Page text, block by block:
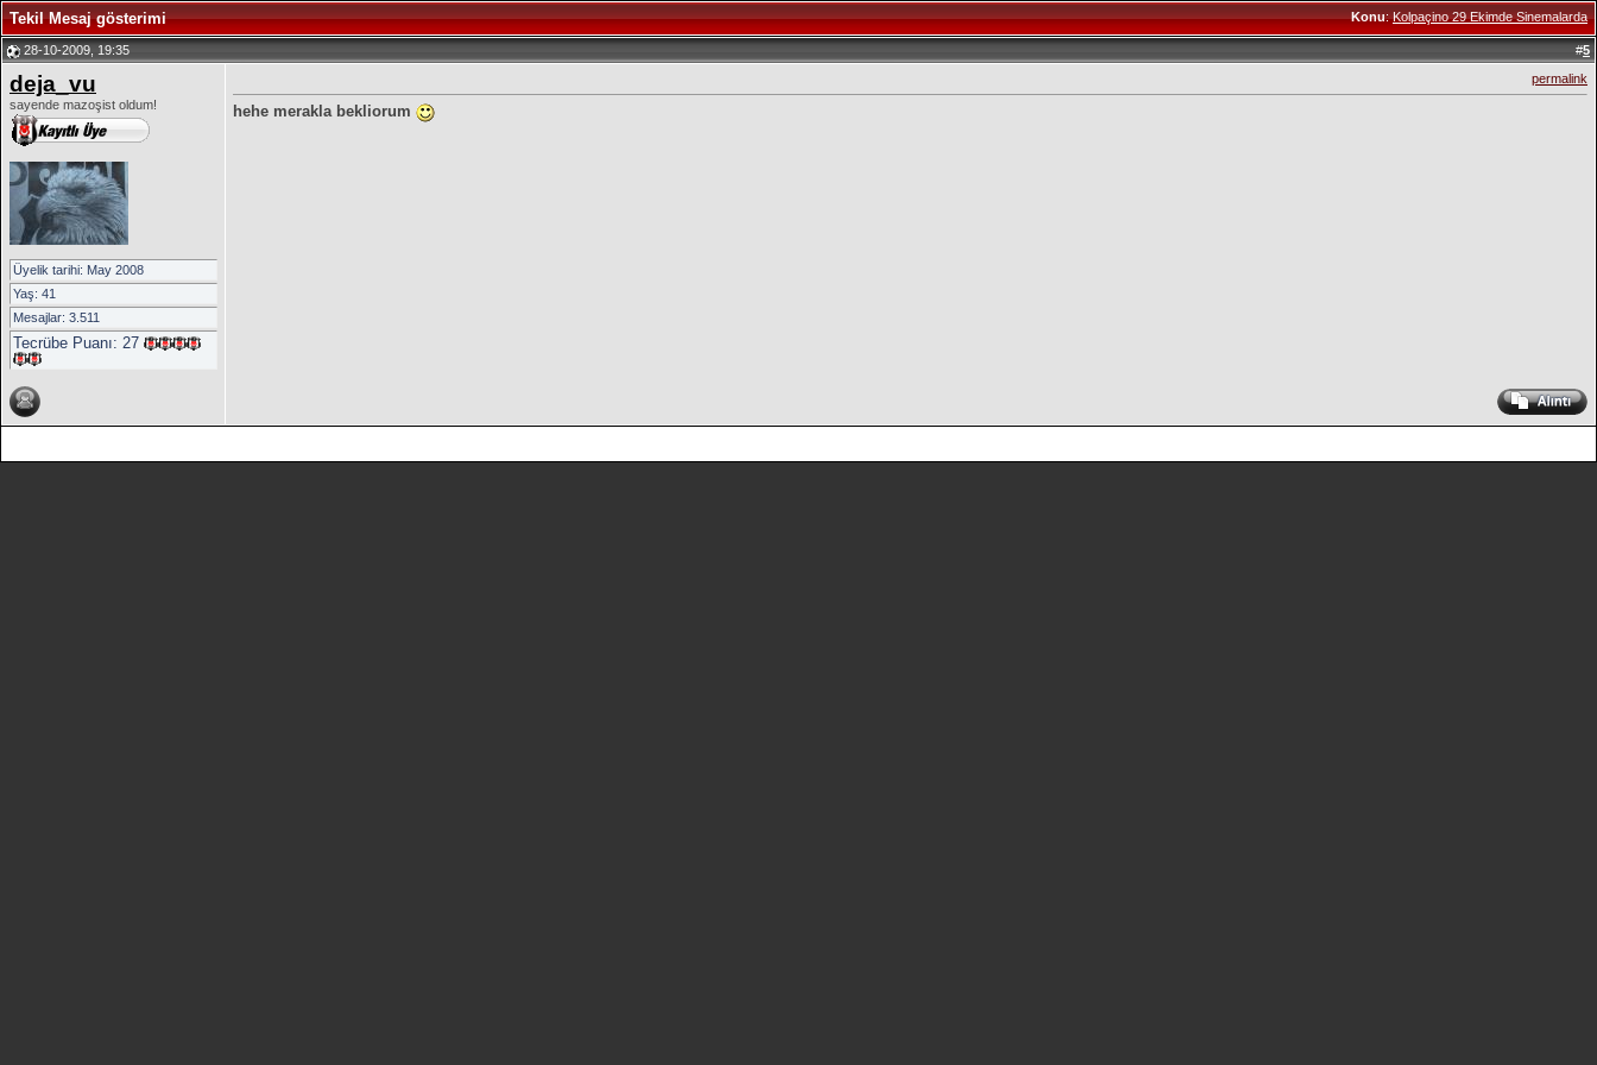
Konu:Kolpaçino 29 Ekimde Sinemalarda
Tekil Mesaj gösterimi
28-10-2009, 19:35 #5
deja_vu
sayende mazoşist oldum!
Üyelik tarihi: May 2008
Yaş: 41
Mesajlar: 3.511
Tecrübe Puanı: 27
permalink
hehe merakla bekliorum